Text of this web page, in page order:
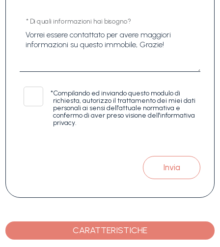
* Di quali informazioni hai bisogno?
*Compilando ed inviando questo modulo di
richiesta, autorizzo il trattamento dei miei dati
personali ai sensi dell'attuale normativa e
confermo di aver preso visione dell'informativa
privacy.
Invia
CARATTERISTICHE